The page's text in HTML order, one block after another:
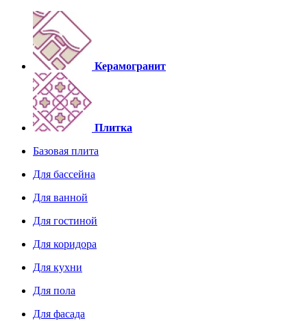
Керамогранит
Плитка
Базовая плита
Для бассейна
Для ванной
Для гостиной
Для коридора
Для кухни
Для пола
Для фасада